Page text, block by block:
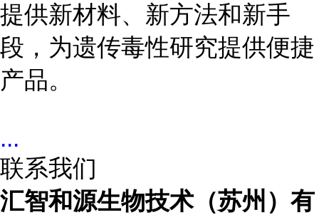
提供新材料、新方法和新手
段，为遗传毒性研究提供便捷
产品。
...
联系我们
汇智和源生物技术（苏州）有